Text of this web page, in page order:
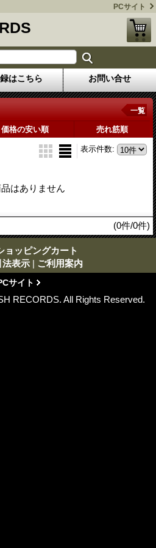
PCサイト
はこちら お問い合せ
一覧
価格の安い順 売れ筋順
表示件数:
はありません
(0件/0件)
ョッピングカート
法表示 | ご利用案内
サイト
RECORDS. All Rights Reserved.